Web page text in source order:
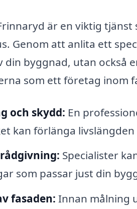
är en viktig
Genom att anlita ett
byggnad, utan också
som ett företag inom
och skydd: En
kan förlänga
Specialister
som passar just din
fasaden: Innan målning